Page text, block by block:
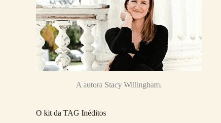
A autora Stacy Willingham.
O kit da TAG Inéditos